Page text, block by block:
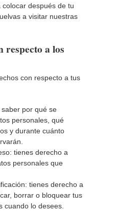
después de tu
a visitar nuestras
respecto a los
con respecto a tus
por qué se
personales, qué
y durante cuánto
tienes derecho a
personales que
tienes derecho a
borrar o bloquear tus
cuando lo desees.